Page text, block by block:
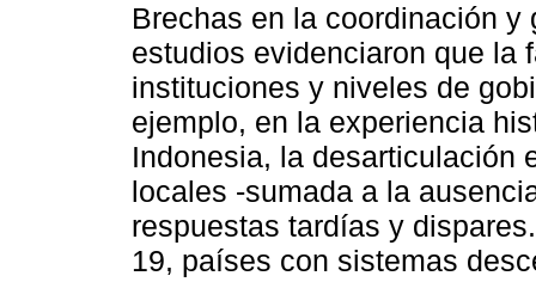
Brechas en la coordinación
estudios evidenciaron que la
instituciones y niveles de
ejemplo, en la experiencia
Indonesia, la desarticulación
locales -sumada a la
respuestas tardías y
19, países con sistemas